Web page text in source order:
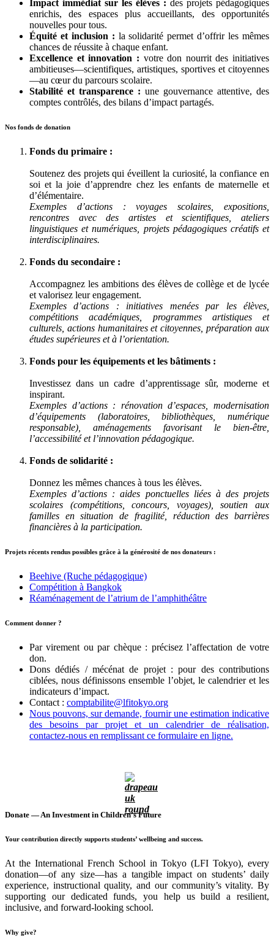
Impact immédiat sur les élèves : des projets pédagogiques
enrichis, des espaces plus accueillants, des opportunités
nouvelles pour tous.
Équité et inclusion : la solidarité permet d’offrir les mêmes
chances de réussite à chaque enfant.
Excellence et innovation : votre don nourrit des initiatives
ambitieuses—scientifiques, artistiques, sportives et citoyennes
—au cœur du parcours scolaire.
Stabilité et transparence : une gouvernance attentive, des
comptes contrôlés, des bilans d’impact partagés.
Nos fonds de donation
Fonds du primaire :
Soutenez des projets qui éveillent la curiosité, la confiance en
soi et la joie d’apprendre chez les enfants de maternelle et
d’élémentaire.
Exemples d’actions : voyages scolaires, expositions,
rencontres avec des artistes et scientifiques, ateliers
linguistiques et numériques, projets pédagogiques créatifs et
interdisciplinaires.
Fonds du secondaire :
Accompagnez les ambitions des élèves de collège et de lycée
et valorisez leur engagement.
Exemples d’actions : initiatives menées par les élèves,
compétitions académiques, programmes artistiques et
culturels, actions humanitaires et citoyennes, préparation aux
études supérieures et à l’orientation.
Fonds pour les équipements et les bâtiments :
Investissez dans un cadre d’apprentissage sûr, moderne et
inspirant.
Exemples d’actions : rénovation d’espaces, modernisation
d’équipements (laboratoires, bibliothèques, numérique
responsable), aménagements favorisant le bien-être,
l’accessibilité et l’innovation pédagogique.
Fonds de solidarité :
Donnez les mêmes chances à tous les élèves.
Exemples d’actions : aides ponctuelles liées à des projets
scolaires (compétitions, concours, voyages), soutien aux
familles en situation de fragilité, réduction des barrières
financières à la participation.
Projets récents rendus possibles grâce à la générosité de nos donateurs :
Beehive (Ruche pédagogique)
Compétition à Bangkok
Réaménagement de l’atrium de l’amphithéâtre
Comment donner ?
Par virement ou par chèque : précisez l’affectation de votre
don.
Dons dédiés / mécénat de projet : pour des contributions
ciblées, nous définissons ensemble l’objet, le calendrier et les
indicateurs d’impact.
Contact : comptabilite@lfitokyo.org
Nous pouvons, sur demande, fournir une estimation indicative
des besoins par projet et un calendrier de réalisation,
contactez-nous en remplissant ce formulaire en ligne.
Donate — An Investment in Children’s Future
Your contribution directly supports students’ wellbeing and success.
At the International French School in Tokyo (LFI Tokyo), every
donation—of any size—has a tangible impact on students’ daily
experience, instructional quality, and our community’s vitality. By
supporting our dedicated funds, you help us build a resilient,
inclusive, and forward-looking school.
Why give?